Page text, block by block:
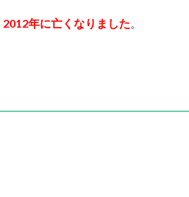
2012年に亡くなりました。